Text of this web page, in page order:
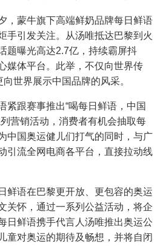
，蒙牛旗下高端鲜奶品牌每日鲜语
手引发关注。从汤唯抵达巴黎到火
题曝光高达2.7亿，持续霸屏抖
媒体平台。此举，不仅向世界传
世界展示中国品牌的风采。
紧跟赛事推出“喝每日鲜语，中国
营销活动，消费者有机会抽取每
中国奥运健儿们打气的同时，与广
引流全网电商各平台，直接拉动线
鲜语在巴黎更开放、更包容的奥运
关怀，通过一系列公益活动，将企
日鲜语携手代言人汤唯推出奥运公
童对奥运的期待及畅想，并将自闭